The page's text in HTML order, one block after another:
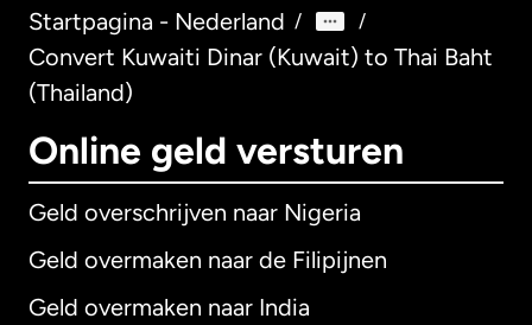
Startpagina - Nederland / /
Convert Kuwaiti Dinar (Kuwait) to Thai Baht
(Thailand)
Online geld versturen
Geld overschrijven naar Nigeria
Geld overmaken naar de Filipijnen
Geld overmaken naar India